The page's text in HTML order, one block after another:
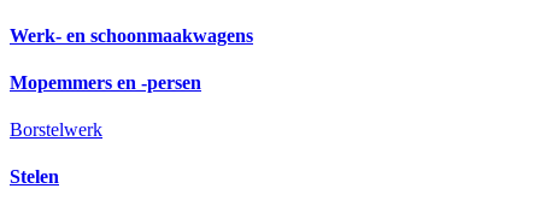
Werk- en schoonmaakwagens
Mopemmers en -persen
Borstelwerk
Stelen